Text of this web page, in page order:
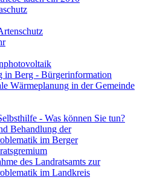
in Berg - Bürgerinformation
Wärmeplanung in der Gemeinde
- Was können Sie tun?
Behandlung der
im Berger
des Landratsamts zur
im Landkreis